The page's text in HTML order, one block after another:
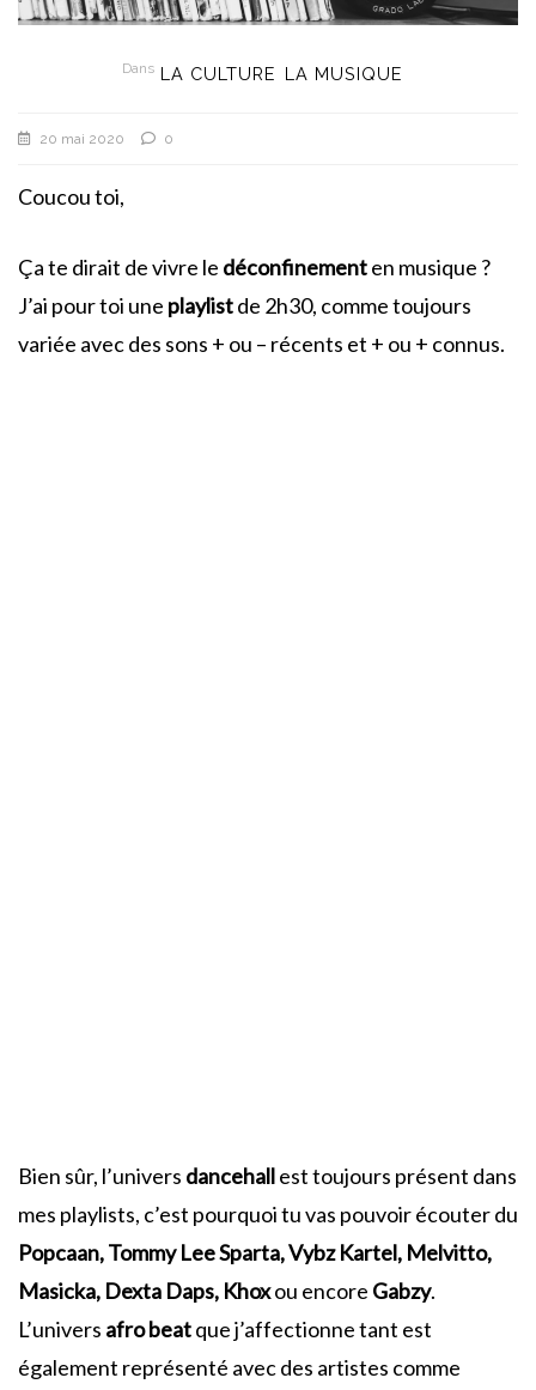
Dans LA CULTURE LA MUSIQUE
20 mai 2020 0
Coucou toi,
Ça te dirait de vivre le déconfinementen musique ?
J’ai pour toi une playlistde 2h30, comme toujours
variée avec des sons + ou – récents et + ou + connus.
Bien sûr, l’univers dancehallest toujours présent dans
mes playlists, c’est pourquoi tu vas pouvoir écouter du
Popcaan, Tommy Lee Sparta, Vybz Kartel, Melvitto,
Masicka, Dexta Daps, Khoxou encore Gabzy.
L’univers afro beatque j’affectionne tant est
également représenté avec des artistes comme